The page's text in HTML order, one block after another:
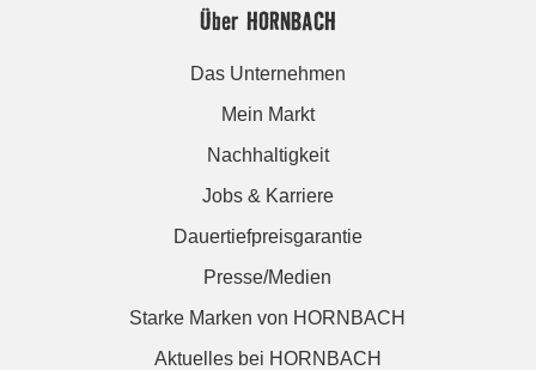
Über HORNBACH
Das Unternehmen
Mein Markt
Nachhaltigkeit
Jobs & Karriere
Dauertiefpreisgarantie
Presse/Medien
Starke Marken von HORNBACH
Aktuelles bei HORNBACH